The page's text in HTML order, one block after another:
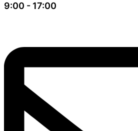
9:00 - 17:00